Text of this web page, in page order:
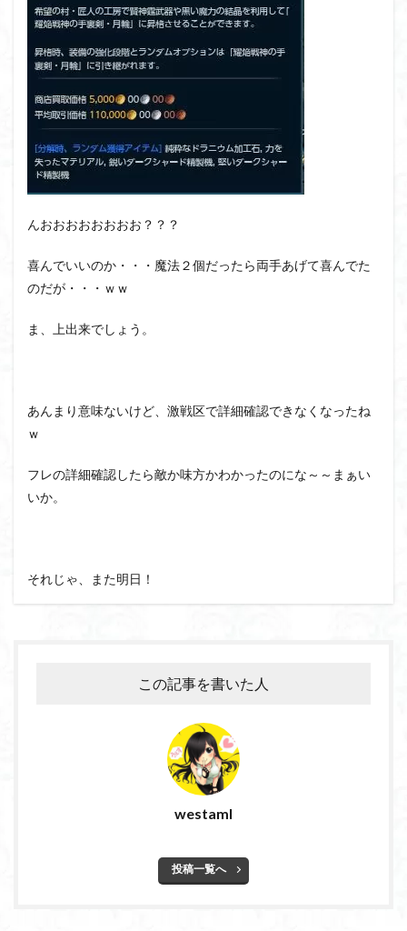
んおおおおおおおお？？？
喜んでいいのか・・・魔法２個だったら両手あげて喜んでた
のだが・・・ｗｗ
ま、上出来でしょう。
あんまり意味ないけど、激戦区で詳細確認できなくなったね
ｗ
フレの詳細確認したら敵か味方かわかったのにな～～まぁい
いか。
それじゃ、また明日！
この記事を書いた人
westaml
投稿一覧へ